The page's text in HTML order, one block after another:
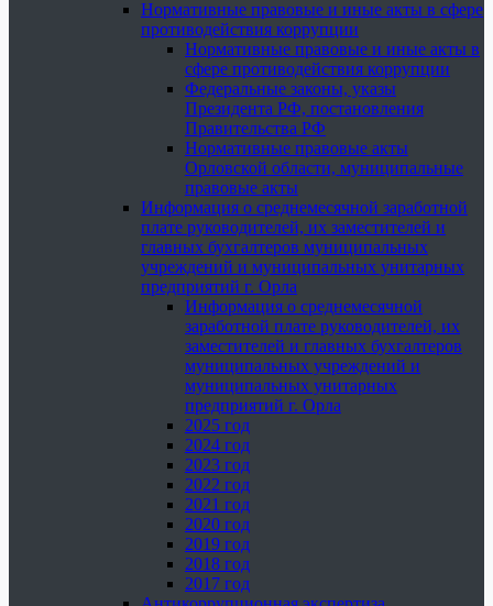
Нормативные правовые и иные акты в сфере
противодействия коррупции
Нормативные правовые и иные акты в
сфере противодействия коррупции
Федеральные законы, указы
Президента РФ, постановления
Правительства РФ
Нормативные правовые акты
Орловской области, муниципальные
правовые акты
Информация о среднемесячной заработной
плате руководителей, их заместителей и
главных бухгалтеров муниципальных
учреждений и муниципальных унитарных
предприятий г. Орла
Информация о среднемесячной
заработной плате руководителей, их
заместителей и главных бухгалтеров
муниципальных учреждений и
муниципальных унитарных
предприятий г. Орла
2025 год
2024 год
2023 год
2022 год
2021 год
2020 год
2019 год
2018 год
2017 год